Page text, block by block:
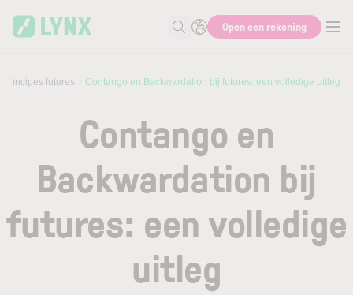
Zoek naar informatie
Open een rekening
futures Contango en Backwardation bij futures: een volledige uitleg
Contango en
Backwardation bij
futures: een volledige
uitleg